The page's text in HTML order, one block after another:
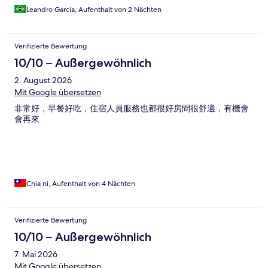
Leandro Garcia, Aufenthalt von 2 Nächten
Verifizierte Bewertung
10/10 – Außergewöhnlich
2. August 2026
Mit Google übersetzen
非常好，早餐好吃，住宿人員服務也都很好房間很舒適，有機會
會再來
Chia ni, Aufenthalt von 4 Nächten
Verifizierte Bewertung
10/10 – Außergewöhnlich
7. Mai 2026